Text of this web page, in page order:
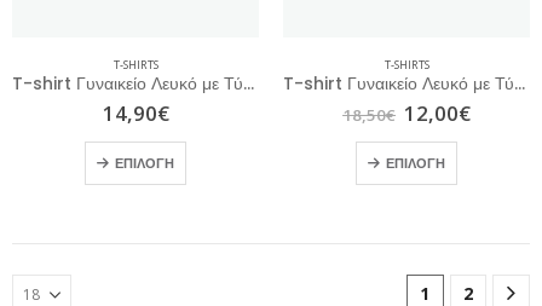
T-SHIRTS
T-shirt Γυναικείο Λευκό με Τύπωμα
14,90€
ΕΠΙΛΟΓΉ
T-SHIRTS
T-shirt Γυναικείο Λευκό με Τύπωμα Honey
18,50€ 12,00€
ΕΠΙΛΟΓΉ
1 2